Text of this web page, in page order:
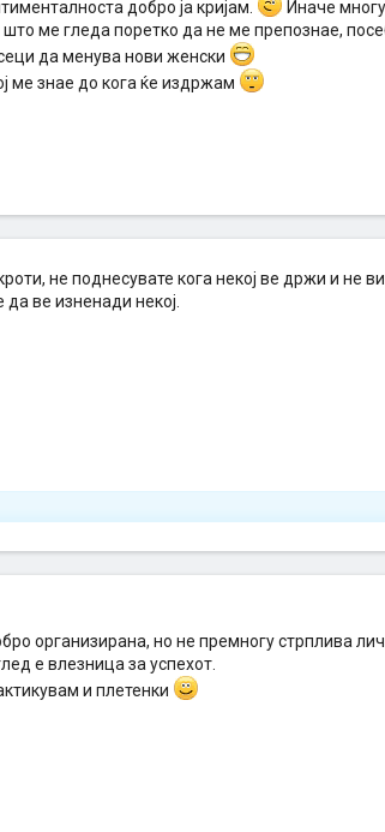
добро ја кријам.
Иначе
ме гледа поретко да не ме препознае,
да менува нови женски
ме знае до кога ќе издржам
не поднесувате кога некој ве држи и не
ве изненади некој.
организирана, но не премногу стрплива
е влезница за успехот.
и плетенки